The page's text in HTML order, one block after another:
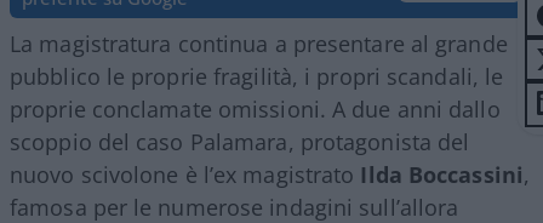
La magistratura continua a presentare al grande
pubblico le proprie fragilità, i propri scandali, le
proprie conclamate omissioni. A due anni dallo
scoppio del caso Palamara, protagonista del
nuovo scivolone è l’ex magistrato Ilda Boccassini,
famosa per le numerose indagini sull’allora